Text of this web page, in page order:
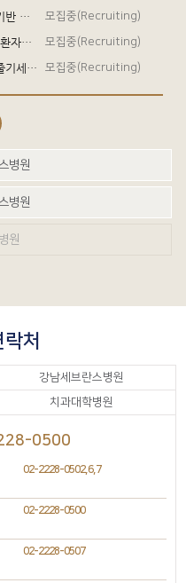
고위험 음주자를 위한 동기강화면담 기반 대화형 모바일 애플리케이션의 임상적 효과 검증 모집중(Recruiting)
“AIS-A 또는 B 등급의 만성 척수손상 환자를 대상으로 유전자 벡터인 STUP-001 투여 시 안전성 및 탐색적 유효성을 평가하기 위한 단일기관, 전향적 연구자 주도 임상시험” 모집중(Recruiting)
척수성 근위축증 환자 유래 유도만능줄기세포를 이용한 골격근 특이적인 SMN 단백질의 역할 규명 모집중(Recruiting)
병원
병원
원
처
강남세브란스병원
치과대학병원
0500
02-2228-0502,6,7
02-2228-0500
02-2228-0507